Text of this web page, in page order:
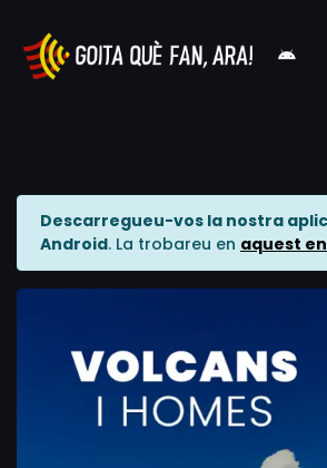
Descarregueu-vos la nostra
Android. La trobareu en aquest